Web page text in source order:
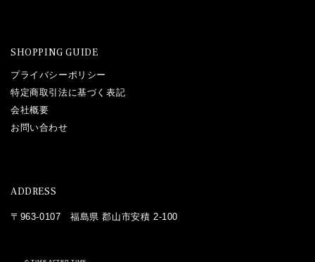
SHOPPING GUIDE
プライバシーポリシー
特定商取引法に基づく表記
会社概要
お問い合わせ
ADDRESS
〒963-0107 福島県 郡山市安積 2-100